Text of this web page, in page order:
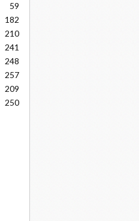
59
182
210
241
248
257
209
250